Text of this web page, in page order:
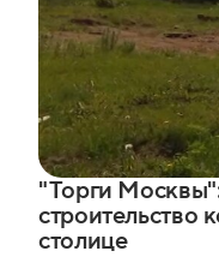
"Торги
строительство
столице